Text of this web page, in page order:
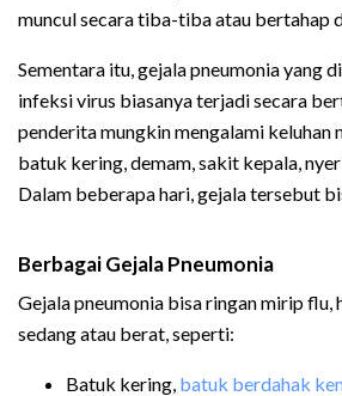
muncul secara tiba-tiba atau bertahap
Sementara itu, gejala pneumonia yang
infeksi virus biasanya terjadi secara
penderita mungkin mengalami keluhan
batuk kering, demam, sakit kepala,
Dalam beberapa hari, gejala tersebut
Berbagai Gejala Pneumonia
Gejala pneumonia bisa ringan mirip flu,
sedang atau berat, seperti:
Batuk kering, batuk berdahak